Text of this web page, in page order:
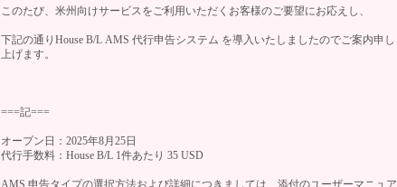
このたび、米州向けサービスをご利用いただくお客様のご要望にお応えし、
下記の通りHouse B/L AMS 代行申告システム を導入いたしましたのでご案内申し
上げます。
===記===
オープン日：2025年8月25日
代行手数料：House B/L 1件あたり 35 USD
AMS 申告タイプの選択方法および詳細につきましては、添付のユーザーマニュア